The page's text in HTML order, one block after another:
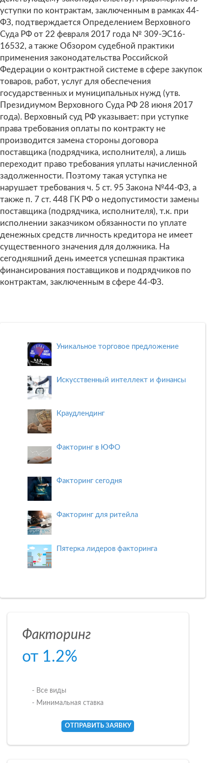
уступки по контрактам, заключенным в рамках 44-
ФЗ, подтверждается Определением Верховного
Суда РФ от 22 февраля 2017 года № 309-ЭС16-
16532, а также Обзором судебной практики
применения законодательства Российской
Федерации о контрактной системе в сфере закупок
товаров, работ, услуг для обеспечения
государственных и муниципальных нужд (утв.
Президиумом Верховного Суда РФ 28 июня 2017
года). Верховный суд РФ указывает: при уступке
права требования оплаты по контракту не
производится замена стороны договора
поставщика (подрядчика, исполнителя), а лишь
переходит право требования уплаты начисленной
задолженности. Поэтому такая уступка не
нарушает требования ч. 5 ст. 95 Закона №44-ФЗ, а
также п. 7 ст. 448 ГК РФ о недопустимости замены
поставщика (подрядчика, исполнителя), т.к. при
исполнении заказчиком обязанности по уплате
денежных средств личность кредитора не имеет
существенного значения для должника. На
сегодняшний день имеется успешная практика
финансирования поставщиков и подрядчиков по
контрактам, заключенным в сфере 44-ФЗ.
Уникальное торговое предложение
Искусственный интеллект и финансы
Краудлендинг
Факторинг в ЮФО
Факторинг сегодня
Факторинг для ритейла
Пятерка лидеров факторинга
Факторинг
от 1.2%
- Все виды
- Минимальная ставка
ОТПРАВИТЬ ЗАЯВКУ